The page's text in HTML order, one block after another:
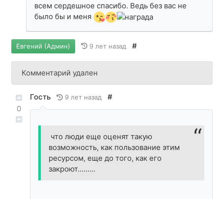
всем сердешное спасибо. Ведь без вас не
было бы и меня
Евгений (Админ) 9 лет назад #
Комментарий удален
0
Гость 9 лет назад #
что люди еще оценят такую
возможность, как пользование этим
ресурсом, еще до того, как его
закроют.........